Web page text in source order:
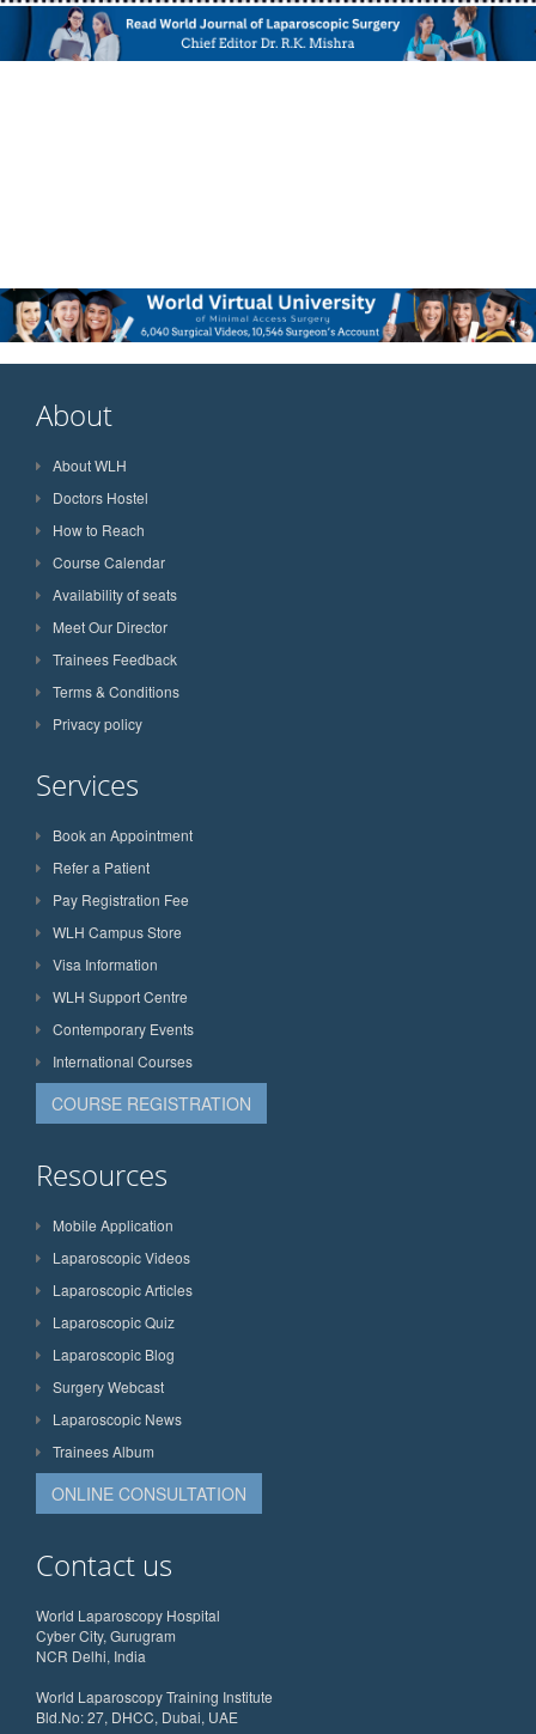
About
About WLH
Doctors Hostel
How to Reach
Course Calendar
Availability of seats
Meet Our Director
Trainees Feedback
Terms & Conditions
Privacy policy
Services
Book an Appointment
Refer a Patient
Pay Registration Fee
WLH Campus Store
Visa Information
WLH Support Centre
Contemporary Events
International Courses
COURSE REGISTRATION
Resources
Mobile Application
Laparoscopic Videos
Laparoscopic Articles
Laparoscopic Quiz
Laparoscopic Blog
Surgery Webcast
Laparoscopic News
Trainees Album
ONLINE CONSULTATION
Contact us
World Laparoscopy Hospital
Cyber City, Gurugram
NCR Delhi, India
World Laparoscopy Training Institute
Bld.No: 27, DHCC, Dubai, UAE